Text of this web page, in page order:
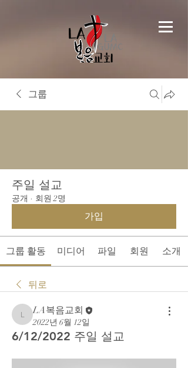
그룹
주일 설교
공개 · 회원 2명
가입
그룹 활동 미디어 파일 회원 소개
뒤로
LA복음교회
LA복음교회
2022년 6월 12일
6/12/2022 주일 설교